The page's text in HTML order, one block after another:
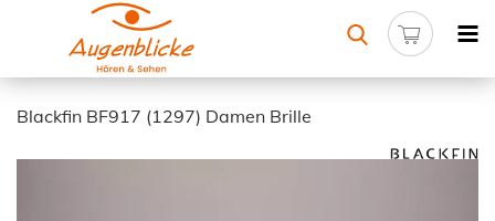
Blackfin BF917 (1297) Damen Brille